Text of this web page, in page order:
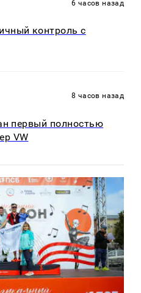
6 часов назад
контроль с
8 часов назад
первый полностью
VW